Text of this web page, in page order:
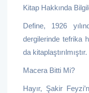
Kitap Hakkında
Define, 1926
dergilerinde tefrika
da kitaplaştırılmıştır.
Macera Bitti Mi?
Hayır, Şakir